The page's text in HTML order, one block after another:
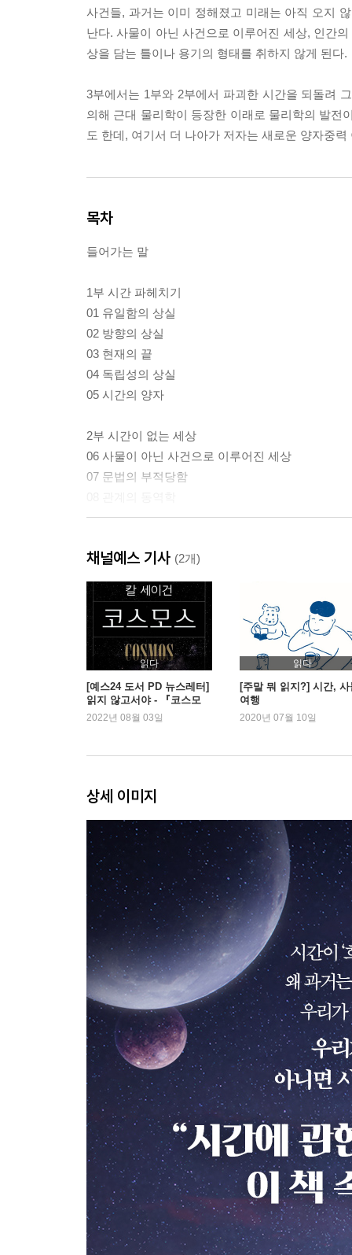
사건들, 과거는 이미 정해졌고 미래는 아직 오지
난다. 사물이 아닌 사건으로 이루어진 세상, 인간
상을 담는 틀이나 용기의 형태를 취하지 않게 된다.
3부에서는 1부와 2부에서 파괴한 시간을 되돌려
의해 근대 물리학이 등장한 이래로 물리학의 발전
도 한데, 여기서 더 나아가 저자는 새로운 양자중
목차
들어가는 말
1부 시간 파헤치기
01 유일함의 상실
02 방향의 상실
03 현재의 끝
04 독립성의 상실
05 시간의 양자
2부 시간이 없는 세상
06 사물이 아닌 사건으로 이루어진 세상
07 문법의 부적당함
09 시간은 무지
10 관점
11 특수성에서 나오는 것
12 마들렌의 향기
13 시간의 원천
14 이것이 시간이다
옮긴이의 말
주석
채널예스 기사 (2개)
읽다
[예스24 도서 PD 뉴스레터]
읽지 않고서야 - 『코스모
스』 외
2022년 08월 03일
읽다
[주말 뭐 읽지?] 시간, 사
여행
2020년 07월 10일
상세 이미지